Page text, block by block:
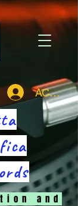
ACCEDI
i o n a n d